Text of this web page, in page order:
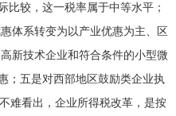
比较，这一税率属于中等水平；
体系转变为以产业优惠为主、区
新技术企业和符合条件的小型微
；五是对西部地区鼓励类企业执
难看出，企业所得税改革，是按